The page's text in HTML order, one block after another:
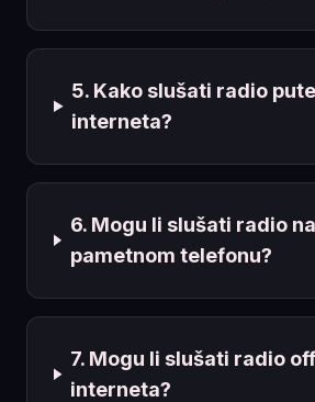
5. Kako slušati radio
interneta?
6. Mogu li slušati radio na
pametnom telefonu?
7. Mogu li slušati radio
interneta?